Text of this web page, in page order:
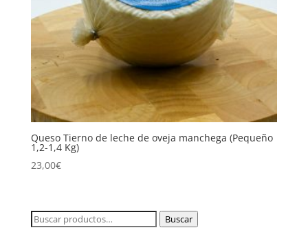
Queso Tierno de leche de oveja manchega (Pequeño
1,2-1,4 Kg)
23,00€
Buscar
Buscar